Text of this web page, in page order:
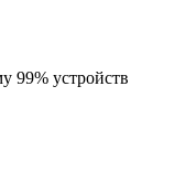
99% устройств